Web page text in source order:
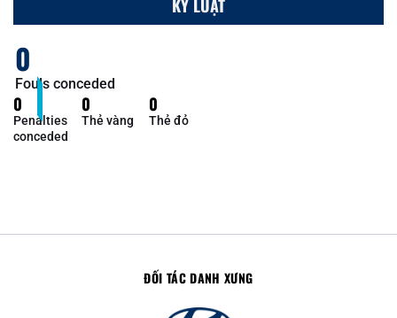
KỶ LUẬT
0
Fouls conceded
0
Penalties
conceded
0
Thẻ vàng
0
Thẻ đỏ
ĐỐI TÁC DANH XƯNG